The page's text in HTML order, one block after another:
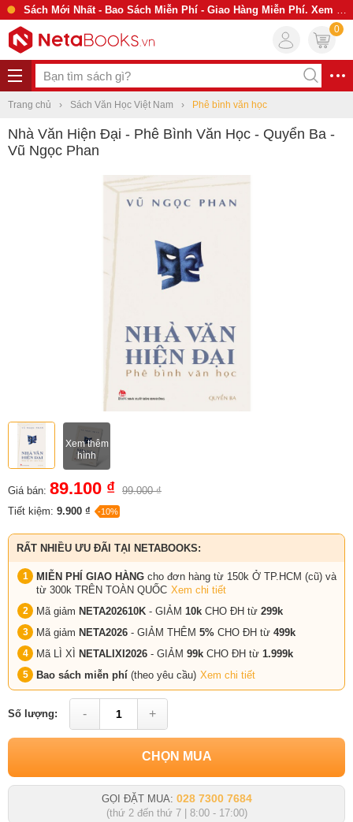
Sách Mới Nhất - Bao Sách Miễn Phí - Giao Hàng Miễn Phí. Xem Ngay
0
Trang chủ Sách Văn Học Việt Nam Phê bình văn học
Nhà Văn Hiện Đại - Phê Bình Văn Học - Quyển Ba -
Vũ Ngọc Phan
Xem thêm
hình
Giá bán: 89.100 ₫ 99.000 ₫
Tiết kiệm: 9.900 ₫ -10%
RẤT NHIỀU ƯU ĐÃI TẠI NETABOOKS:
MIỄN PHÍ GIAO HÀNG cho đơn hàng từ 150k Ở TP.HCM (cũ) và
từ 300k TRÊN TOÀN QUỐC Xem chi tiết
Mã giảm NETA202610K - GIẢM 10k CHO ĐH từ 299k
Mã giảm NETA2026 - GIẢM THÊM 5% CHO ĐH từ 499k
Mã LÌ XÌ NETALIXI2026 - GIẢM 99k CHO ĐH từ 1.999k
Bao sách miễn phí (theo yêu cầu) Xem chi tiết
Số lượng: - +
CHỌN MUA
GỌI ĐẶT MUA: 028 7300 7684
(thứ 2 đến thứ 7 | 8:00 - 17:00)